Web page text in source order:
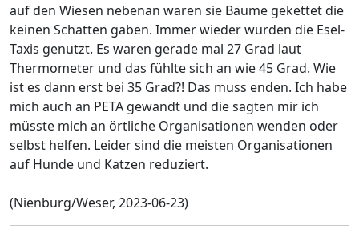
auf den Wiesen nebenan waren sie Bäume gekettet die
keinen Schatten gaben. Immer wieder wurden die Esel-
Taxis genutzt. Es waren gerade mal 27 Grad laut
Thermometer und das fühlte sich an wie 45 Grad. Wie
ist es dann erst bei 35 Grad?! Das muss enden. Ich habe
mich auch an PETA gewandt und die sagten mir ich
müsste mich an örtliche Organisationen wenden oder
selbst helfen. Leider sind die meisten Organisationen
auf Hunde und Katzen reduziert.
(Nienburg/Weser, 2023-06-23)